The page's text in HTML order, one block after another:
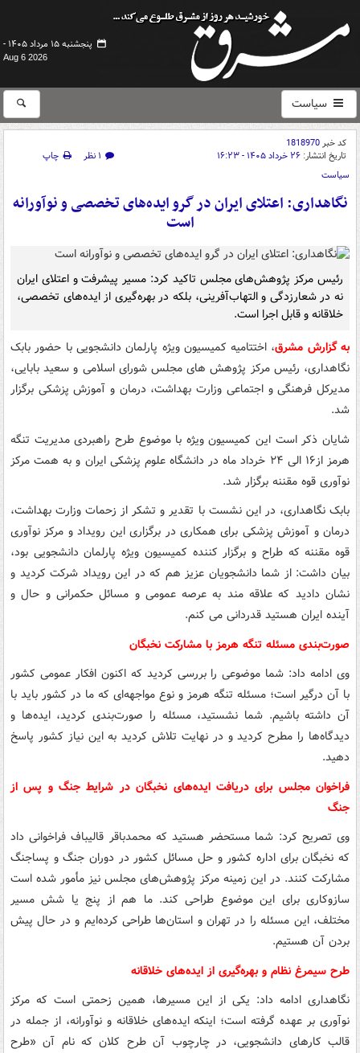
پنجشنبه ۱۵ مرداد ۱۴۰۵ -
Aug 6 2026
سیاست
کد خبر1818970
تاریخ انتشار: ۲۶ خرداد ۱۴۰۵ - ۱۶:۲۳ ۱ نظر
چاپ
سیاست
نگاهداری: اعتلای ایران در گرو ایده‌های تخصصی و نوآورانه
است
رئیس مرکز پژوهش‌های مجلس تاکید کرد: مسیر پیشرفت و اعتلای ایران
نه در شعارزدگی و التهاب‌آفرینی، بلکه در بهره‌گیری از ایده‌های تخصصی،
خلاقانه و قابل اجرا است.
به گزارش مشرق، اختتامیه کمیسیون ویژه پارلمان دانشجویی با حضور بابک
نگاهداری، رئیس مرکز پژوهش های مجلس شورای اسلامی و سعید بابایی،
مدیرکل فرهنگی و اجتماعی وزارت بهداشت، درمان و آموزش پزشکی برگزار
شد.
شایان ذکر است این کمیسیون ویژه با موضوع طرح راهبردی مدیریت تنگه
هرمز از۱۶ الی ۲۴ خرداد ماه در دانشگاه علوم پزشکی ایران و به همت مرکز
نوآوری قوه مقننه برگزار شد.
بابک نگاهداری، در این نشست با تقدیر و تشکر از زحمات وزارت بهداشت،
درمان و آموزش پزشکی برای همکاری در برگزاری این رویداد و مرکز نوآوری
قوه مقننه که طراح و برگزار کننده کمیسیون ویژه پارلمان دانشجویی بود،
بیان داشت: از شما دانشجویان عزیز هم که در این رویداد شرکت کردید و
نشان دادید که علاقه مند به عرصه عمومی و مسائل حکمرانی و حال و
آینده ایران هستید قدردانی می کنم.
صورت‌بندی مسئله تنگه هرمز با مشارکت نخبگان
وی ادامه داد: شما موضوعی را بررسی کردید که اکنون افکار عمومی کشور
با آن درگیر است؛ مسئله تنگه هرمز و نوع مواجهه‌ای که ما در کشور باید با
آن داشته باشیم. شما نشستید، مسئله را صورت‌بندی کردید، ایده‌ها و
دیدگاه‌ها را مطرح کردید و در نهایت تلاش کردید به این نیاز کشور پاسخ
دهید.
فراخوان مجلس برای دریافت ایده‌های نخبگان در شرایط جنگ و پس از
جنگ
وی تصریح کرد: شما مستحضر هستید که محمدباقر قالیباف فراخوانی داد
که نخبگان برای اداره کشور و حل مسائل کشور در دوران جنگ و پساجنگ
مشارکت کنند. در این زمینه مرکز پژوهش‌های مجلس نیز مأمور شده است
سازوکاری برای این موضوع طراحی کند. ما هم از پنج یا شش مسیر
مختلف، این مسئله را در تهران و استان‌ها طراحی کرده‌ایم و در حال پیش
بردن آن هستیم.
طرح سیمرغ نظام و بهره‌گیری از ایده‌های خلاقانه
نگاهداری ادامه داد: یکی از این مسیرها، همین زحمتی است که مرکز
نوآوری بر عهده گرفته است؛ اینکه ایده‌های خلاقانه و نوآورانه، از جمله در
قالب کارهای دانشجویی، در چارچوب آن طرح کلان که نام آن «طرح